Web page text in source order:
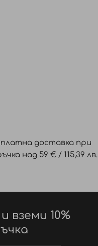
доставка при
над 59 € / 115,39 лв.
вземи 10%